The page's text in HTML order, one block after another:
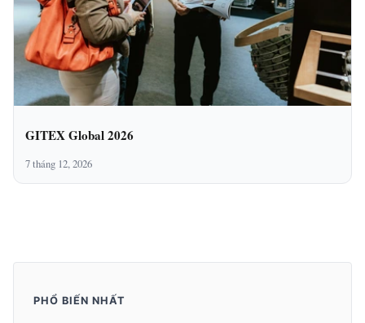
GITEX Global 2026
7 tháng 12, 2026
PHỔ BIẾN NHẤT